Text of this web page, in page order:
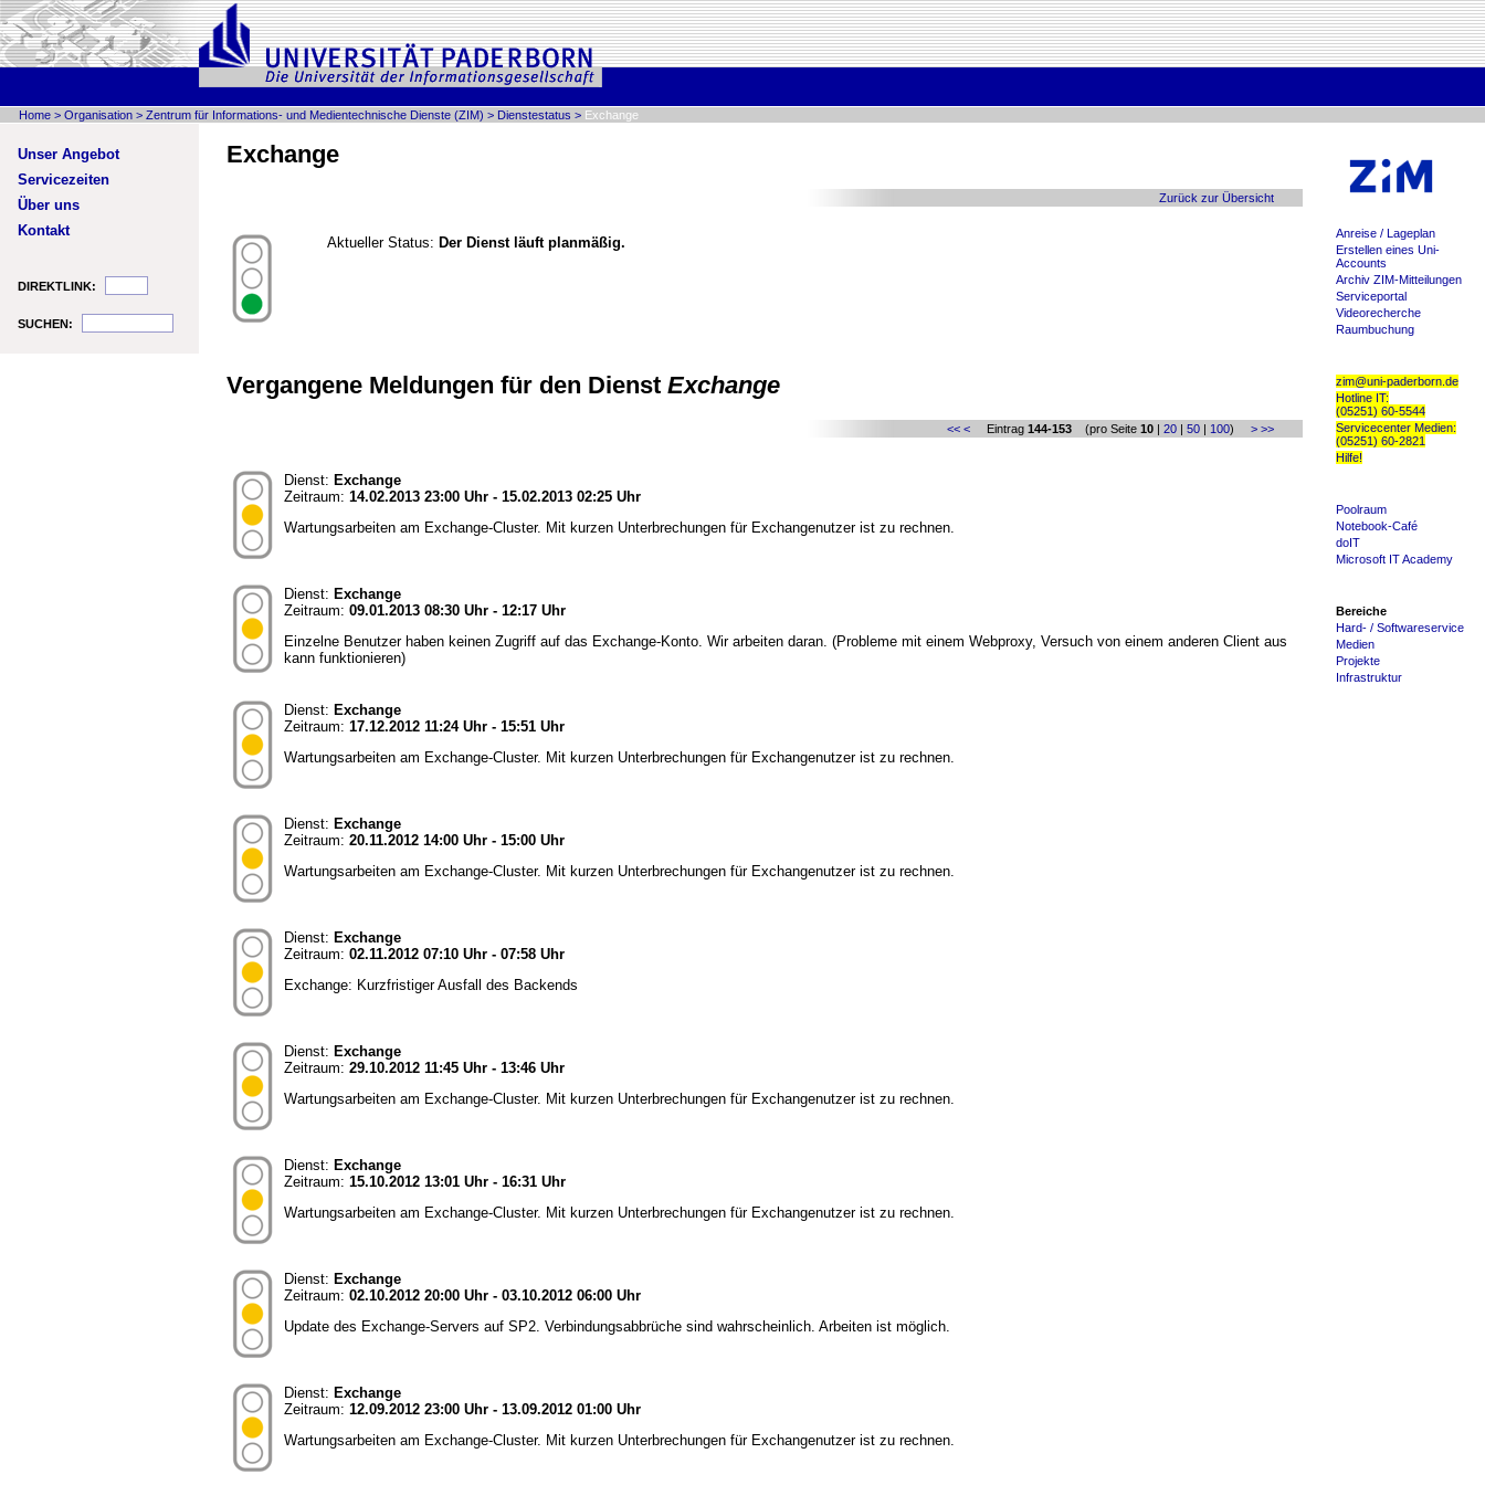
Home > Organisation > Zentrum für Informations- und Medientechnische Dienste (ZIM) > Dienstestatus > Exchange
Unser Angebot
Servicezeiten
Über uns
Kontakt
DIREKTLINK:
SUCHEN:
Anreise / Lageplan
Erstellen eines Uni-
Accounts
Archiv ZIM-Mitteilungen
Serviceportal
Videorecherche
Raumbuchung
zim@uni-paderborn.de
Hotline IT:
(05251) 60-5544
Servicecenter Medien:
(05251) 60-2821
Hilfe!
Poolraum
Notebook-Café
doIT
Microsoft IT Academy
Bereiche
Hard- / Softwareservice
Medien
Projekte
Infrastruktur
Exchange
Zurück zur Übersicht
Aktueller Status: Der Dienst läuft planmäßig.
Vergangene Meldungen für den Dienst Exchange
<< < Eintrag 144-153 (pro Seite 10 | 20 | 50 | 100) > >>
Dienst: Exchange
Zeitraum: 14.02.2013 23:00 Uhr - 15.02.2013 02:25 Uhr
Wartungsarbeiten am Exchange-Cluster. Mit kurzen Unterbrechungen für Exchangenutzer ist zu rechnen.
Dienst: Exchange
Zeitraum: 09.01.2013 08:30 Uhr - 12:17 Uhr
Einzelne Benutzer haben keinen Zugriff auf das Exchange-Konto. Wir arbeiten daran. (Probleme mit einem Webproxy, Versuch von einem anderen Client aus
kann funktionieren)
Dienst: Exchange
Zeitraum: 17.12.2012 11:24 Uhr - 15:51 Uhr
Wartungsarbeiten am Exchange-Cluster. Mit kurzen Unterbrechungen für Exchangenutzer ist zu rechnen.
Dienst: Exchange
Zeitraum: 20.11.2012 14:00 Uhr - 15:00 Uhr
Wartungsarbeiten am Exchange-Cluster. Mit kurzen Unterbrechungen für Exchangenutzer ist zu rechnen.
Dienst: Exchange
Zeitraum: 02.11.2012 07:10 Uhr - 07:58 Uhr
Exchange: Kurzfristiger Ausfall des Backends
Dienst: Exchange
Zeitraum: 29.10.2012 11:45 Uhr - 13:46 Uhr
Wartungsarbeiten am Exchange-Cluster. Mit kurzen Unterbrechungen für Exchangenutzer ist zu rechnen.
Dienst: Exchange
Zeitraum: 15.10.2012 13:01 Uhr - 16:31 Uhr
Wartungsarbeiten am Exchange-Cluster. Mit kurzen Unterbrechungen für Exchangenutzer ist zu rechnen.
Dienst: Exchange
Zeitraum: 02.10.2012 20:00 Uhr - 03.10.2012 06:00 Uhr
Update des Exchange-Servers auf SP2. Verbindungsabbrüche sind wahrscheinlich. Arbeiten ist möglich.
Dienst: Exchange
Zeitraum: 12.09.2012 23:00 Uhr - 13.09.2012 01:00 Uhr
Wartungsarbeiten am Exchange-Cluster. Mit kurzen Unterbrechungen für Exchangenutzer ist zu rechnen.